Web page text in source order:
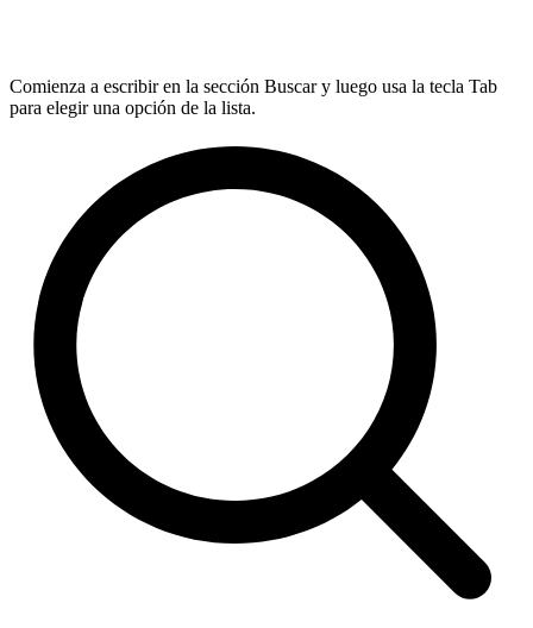
Comienza a escribir en la sección Buscar y luego usa la tecla Tab
para elegir una opción de la lista.